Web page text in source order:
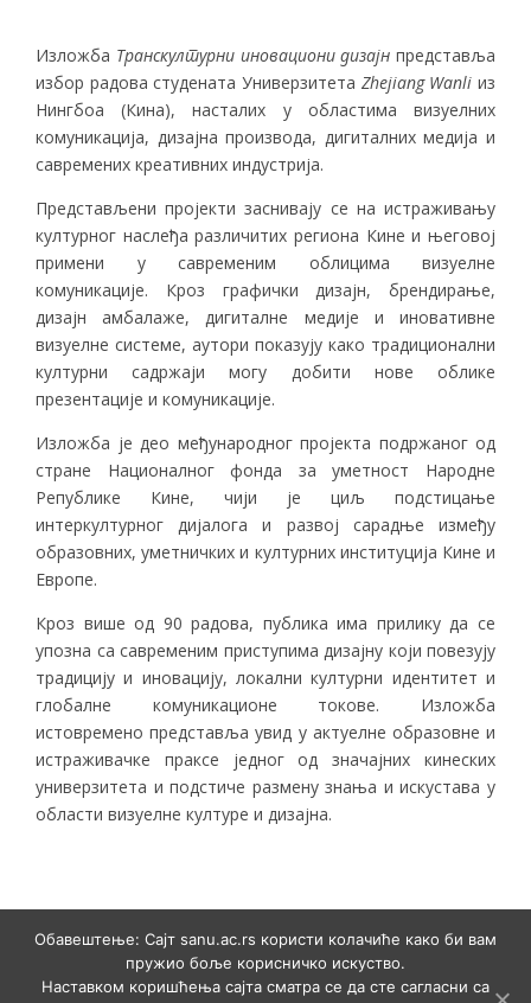
Изложба Транскултурни иновациони дизајн представља
избор радова студената Универзитета Zhejiang Wanli из
Нингбоа (Кина), насталих у областима визуелних
комуникација, дизајна производа, дигиталних медија и
савремених креативних индустрија.
Представљени пројекти заснивају се на истраживању
културног наслеђа различитих региона Кине и његовој
примени у савременим облицима визуелне
комуникације. Кроз графички дизајн, брендирање,
дизајн амбалаже, дигиталне медије и иновативне
визуелне системе, аутори показују како традиционални
културни садржаји могу добити нове облике
презентације и комуникације.
Изложба је део међународног пројекта подржаног од
стране Националног фонда за уметност Народне
Републике Кине, чији је циљ подстицање
интеркултурног дијалога и развој сарадње између
образовних, уметничких и културних институција Кине и
Европе.
Кроз више од 90 радова, публика има прилику да се
упозна са савременим приступима дизајну који повезују
традицију и иновацију, локални културни идентитет и
глобалне комуникационе токове. Изложба
истовремено представља увид у актуелне образовне и
истраживачке праксе једног од значајних кинеских
универзитета и подстиче размену знања и искустава у
области визуелне културе и дизајна.
Обавештење: Сајт sanu.ac.rs користи колачиће како би вам
пружио боље корисничко искуство.
Наставком коришћења сајта сматра се да сте сагласни са